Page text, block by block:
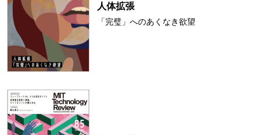
人体拡張
「完璧」へのあくなき欲望